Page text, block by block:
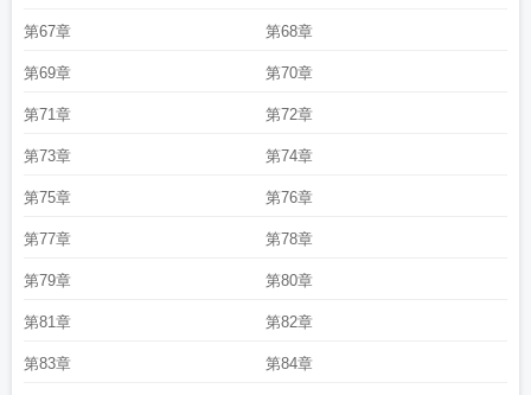
第67章 第68章
第69章 第70章
第71章 第72章
第73章 第74章
第75章 第76章
第77章 第78章
第79章 第80章
第81章 第82章
第83章 第84章